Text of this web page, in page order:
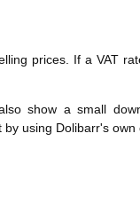
prices. If a VAT
show a small
using Dolibarr's own